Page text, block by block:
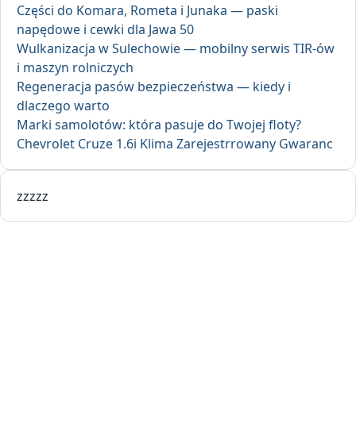
Części do Komara, Rometa i Junaka — paski
napędowe i cewki dla Jawa 50
Wulkanizacja w Sulechowie — mobilny serwis TIR-ów
i maszyn rolniczych
Regeneracja pasów bezpieczeństwa — kiedy i
dlaczego warto
Marki samolotów: która pasuje do Twojej floty?
Chevrolet Cruze 1.6i Klima Zarejestrrowany Gwaranc
zzzzz